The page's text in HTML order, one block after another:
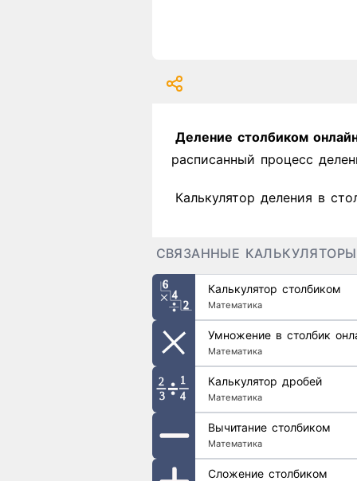
Деление столбиком
расписанный процесс
Калькулятор деления в
СВЯЗАННЫЕ КАЛЬКУЛЯТОРЫ
Калькулятор столбиком
Математика
Умножение в столбик
Математика
Калькулятор дробей
Математика
Вычитание столбиком
Математика
Сложение столбиком